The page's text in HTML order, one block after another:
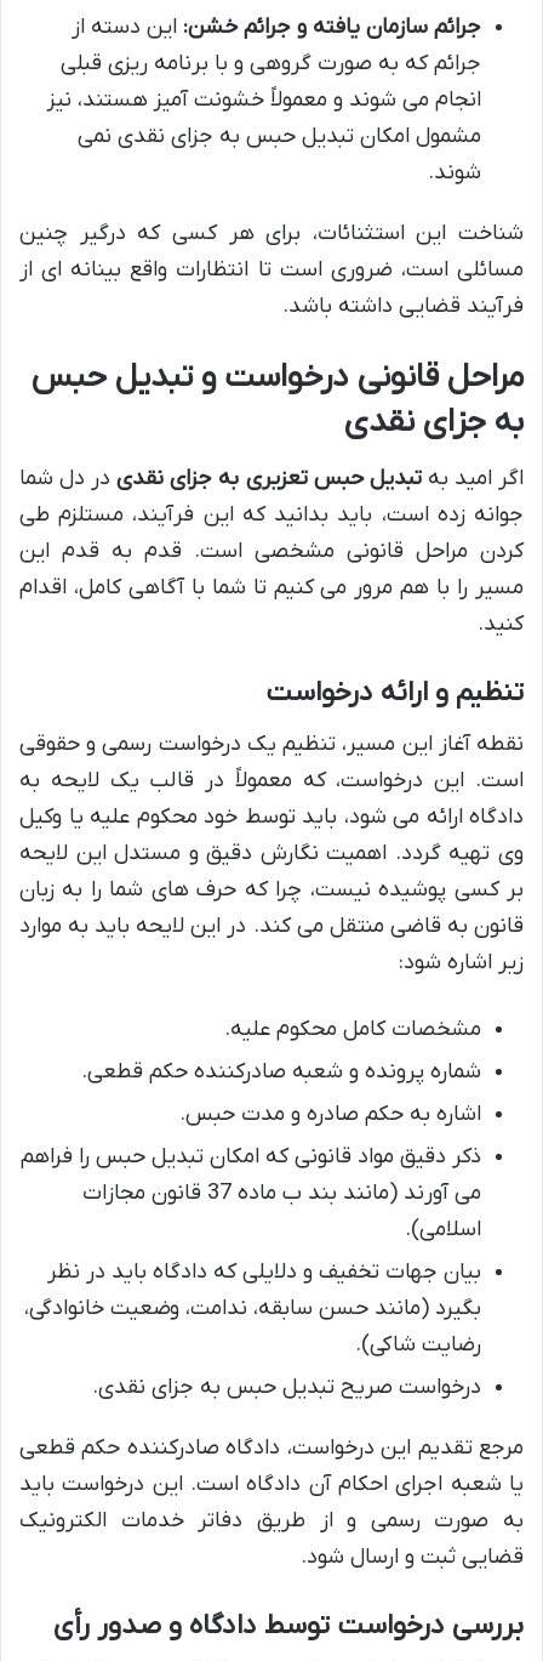
جرائم سازمان یافته و جرائم خشن: این دسته از
جرائم که به صورت گروهی و با برنامه ریزی قبلی
انجام می شوند و معمولاً خشونت آمیز هستند، نیز
مشمول امکان تبدیل حبس به جزای نقدی نمی
شوند.
شناخت این استثنائات، برای هر کسی که درگیر چنین
مسائلی است، ضروری است تا انتظارات واقع بینانه ای از
فرآیند قضایی داشته باشد.
مراحل قانونی درخواست و تبدیل حبس
به جزای نقدی
اگر امید بهتبدیل حبس تعزیری به جزای نقدیدر دل شما
جوانه زده است، باید بدانید که این فرآیند، مستلزم طی
کردن مراحل قانونی مشخصی است. قدم به قدم این
مسیر را با هم مرور می کنیم تا شما با آگاهی کامل، اقدام
کنید.
تنظیم و ارائه درخواست
نقطه آغاز این مسیر، تنظیم یک درخواست رسمی و حقوقی
است. این درخواست، که معمولاً در قالب یک لایحه به
دادگاه ارائه می شود، باید توسط خود محکوم علیه یا وکیل
وی تهیه گردد. اهمیت نگارش دقیق و مستدل این لایحه
بر کسی پوشیده نیست، چرا که حرف های شما را به زبان
قانون به قاضی منتقل می کند. در این لایحه باید به موارد
زیر اشاره شود:
مشخصات کامل محکوم علیه.
شماره پرونده و شعبه صادرکننده حکم قطعی.
اشاره به حکم صادره و مدت حبس.
ذکر دقیق مواد قانونی که امکان تبدیل حبس را فراهم
می آورند (مانند بند ب ماده 37 قانون مجازات
اسلامی).
بیان جهات تخفیف و دلایلی که دادگاه باید در نظر
بگیرد (مانند حسن سابقه، ندامت، وضعیت خانوادگی،
رضایت شاکی).
درخواست صریح تبدیل حبس به جزای نقدی.
مرجع تقدیم این درخواست، دادگاه صادرکننده حکم قطعی
یا شعبه اجرای احکام آن دادگاه است. این درخواست باید
به صورت رسمی و از طریق دفاتر خدمات الکترونیک
قضایی ثبت و ارسال شود.
بررسی درخواست توسط دادگاه و صدور رأی